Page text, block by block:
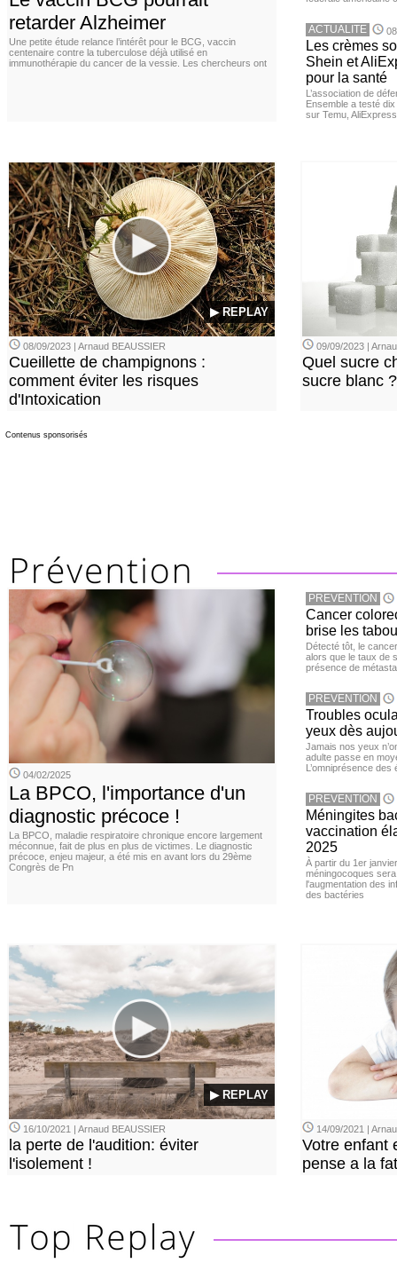
retarder Alzheimer
Une petite étude relance l’intérêt pour le BCG, vaccin
centenaire contre la tuberculose déjà utilisé en
immunothérapie du cancer de la vessie. Les chercheurs ont
ACTUALITE
Les crèmes
Shein et
pour la santé
L’association de
Ensemble a testé
sur Temu,
▶ REPLAY
08/09/2023 | Arnaud BEAUSSIER
Cueillette de champignons :
comment éviter les risques
d'Intoxication
09/09/2023 |
Quel sucre
sucre blanc ?
Contenus sponsorisés
04/02/2025
La BPCO, l'importance d'un
diagnostic précoce !
La BPCO, maladie respiratoire chronique encore largement
méconnue, fait de plus en plus de victimes. Le diagnostic
précoce, enjeu majeur, a été mis en avant lors du 29ème
Congrès de Pn
PREVENTION
Cancer
brise les
Détecté tôt, le
alors que le taux de
présence de
PREVENTION
Troubles
yeux dès
Jamais nos yeux
adulte passe en
L’omniprésence
PREVENTION
Méningites
vaccination
2025
À partir du 1er
méningocoques
l'augmentation des
des bactéries
▶ REPLAY
16/10/2021 | Arnaud BEAUSSIER
la perte de l'audition: éviter
l'isolement !
14/09/2021 |
Votre enfant
pense a la